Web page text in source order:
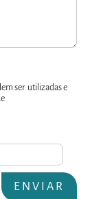
ser utilizadas e